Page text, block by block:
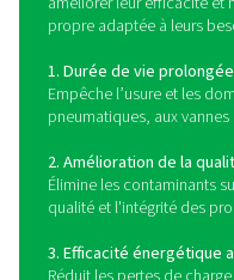
Filtres haute
Conçus pour
fournissent une
environnements
haute performance.